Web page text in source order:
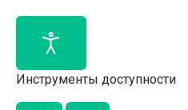
Инструменты доступности